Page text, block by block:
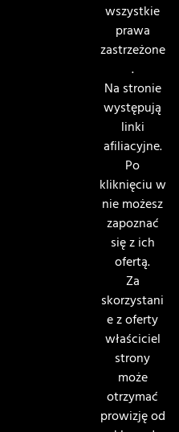
wszystkie
prawa
zastrzeżone
.
Na stronie
występują
linki
afiliacyjne.
Po
kliknięciu w
nie możesz
zapoznać
się z ich
ofertą.
Za
skorzystani
e z oferty
właściciel
strony
może
otrzymać
prowizję od